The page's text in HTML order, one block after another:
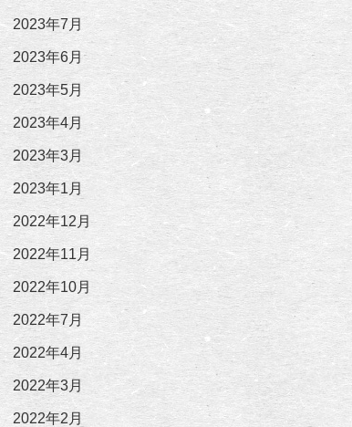
2023年7月
2023年6月
2023年5月
2023年4月
2023年3月
2023年1月
2022年12月
2022年11月
2022年10月
2022年7月
2022年4月
2022年3月
2022年2月